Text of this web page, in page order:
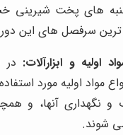
های پخت
سرفصل های این دوره
اولیه و ابزارآلات:
مواد اولیه مورد
و نگهداری آنها، و
شوند.